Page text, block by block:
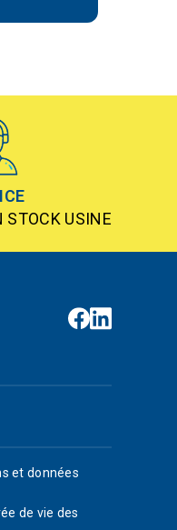
STOCK USINE
et données
de vie des